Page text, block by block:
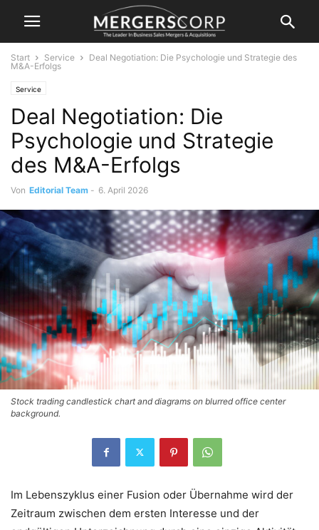
Start Service
Deal Negotiation: Die Psychologie und Strategie des
M&A-Erfolgs
Service
Deal Negotiation: Die
Psychologie und Strategie
des M&A-Erfolgs
Von Editorial Team - 6. April 2026
Stock trading candlestick chart and diagrams on blurred office center
background.
Im Lebenszyklus einer Fusion oder Übernahme wird der
Zeitraum zwischen dem ersten Interesse und der